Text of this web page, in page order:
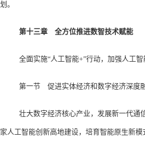
划。
第十三章 全方位推进数智技术赋能
全面实施“人工智能+”行动，加强人工
第一节 促进实体经济和数字经济深度
壮大数字经济核心产业，发展新一代通
家人工智能创新高地建设，培育智能原生新